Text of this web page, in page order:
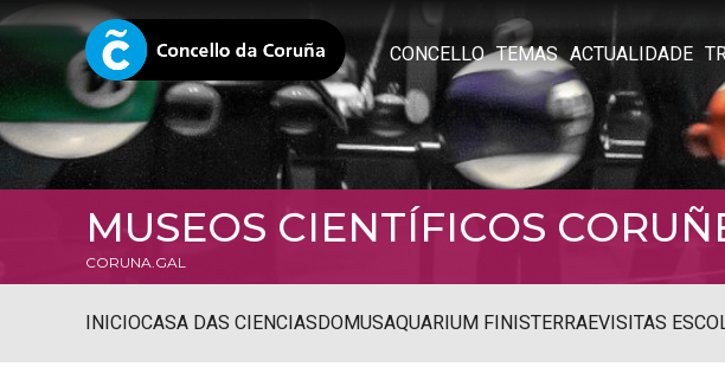
CONCELLO TEMAS ACTUALIDADE
MUSEOS CIENTÍFICOS
CORUNA.GAL
INICIOCASA DAS CIENCIASDOMUSAQUARIUM FINISTERRAEVISITAS